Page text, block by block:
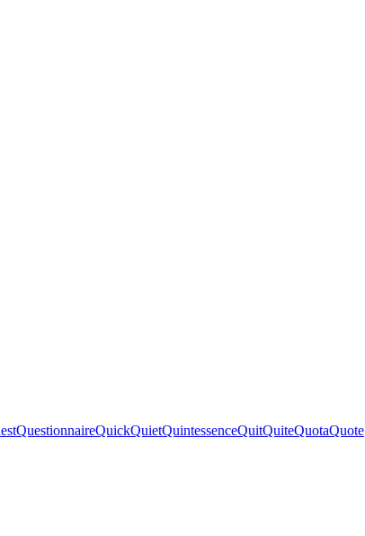
QuestionnaireQuickQuietQuintessenceQuitQuiteQuotaQuote